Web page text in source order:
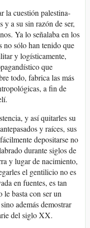
la cuestión palestina­
a su sin razón de ser,
Ya lo señalaba en los
no sólo han tenido que
y logísticamente,
que
todo, fabrica las más
a fin de
y así quitarles su
y raíces, sus
depositarse no
durante siglos de
y lugar de nacimiento,
el gentilicio no es
en fuentes, es tan
le basta con ser un
además demostrar
del siglo XX.